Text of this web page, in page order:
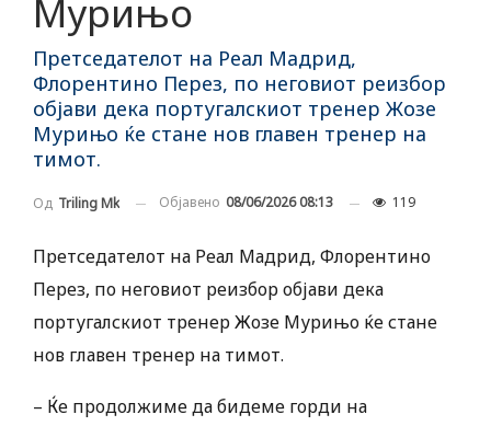
Мурињо
Претседателот на Реал Мадрид,
Флорентино Перез, по неговиот реизбор
објави дека португалскиот тренер Жозе
Мурињо ќе стане нов главен тренер на
тимот.
Од Triling Mk Објавено 08/06/2026 08:13 119
Претседателот на Реал Мадрид, Флорентино
Перез, по неговиот реизбор објави дека
португалскиот тренер Жозе Мурињо ќе стане
нов главен тренер на тимот.
– Ќе продолжиме да бидеме горди на